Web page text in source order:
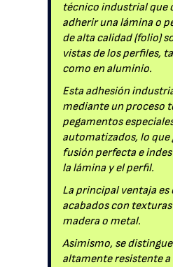
técnico industrial que
adherir una lámina o
de alta calidad (folio)
vistas de los perfiles,
como en aluminio.
Esta adhesión
mediante un proceso
pegamentos
automatizados, lo que
fusión perfecta e
la lámina y el perfil.
La principal ventaja es
acabados con
madera o metal.
Asimismo, se
altamente resistente a